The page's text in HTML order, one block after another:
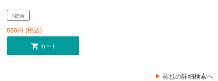
NEW
550円 (税込)
カート
祐也の詳細検索へ